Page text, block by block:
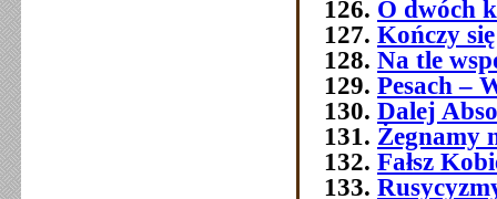
O dwóch
Kończy
Na tle
Pesach –
Dalej
Żegnamy
Fałsz